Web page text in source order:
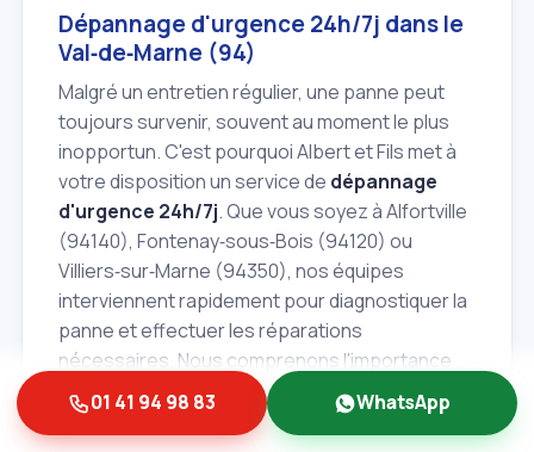
Dépannage d'urgence 24h/7j dans le
Val‑de‑Marne (94)
Malgré un entretien régulier, une panne peut
toujours survenir, souvent au moment le plus
inopportun. C'est pourquoi Albert et Fils met à
votre disposition un service de dépannage
d'urgence 24h/7j. Que vous soyez à Alfortville
(94140), Fontenay‑sous‑Bois (94120) ou
Villiers‑sur‑Marne (94350), nos équipes
interviennent rapidement pour diagnostiquer la
panne et effectuer les réparations
nécessaires. Nous comprenons l'importance
de retrouver rapidement un chauffage
fonctionnel, surtout en période hivernale. Notre
01 41 94 98 83 WhatsApp